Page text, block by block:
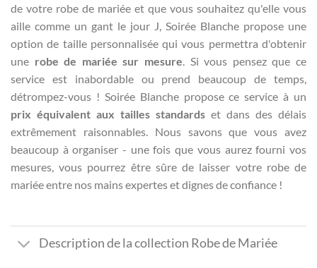
de votre robe de mariée et que vous souhaitez qu'elle vous
aille comme un gant le jour J, Soirée Blanche propose une
option de taille personnalisée qui vous permettra d'obtenir
une robe de mariée sur mesure . Si vous pensez que ce
service est inabordable ou prend beaucoup de temps,
détrompez-vous ! Soirée Blanche propose ce service à un
prix équivalent aux tailles standards et dans des délais
extrêmement raisonnables. Nous savons que vous avez
beaucoup à organiser - une fois que vous aurez fourni vos
mesures, vous pourrez être sûre de laisser votre robe de
mariée entre nos mains expertes et dignes de confiance !
Description de la collection Robe de Mariée